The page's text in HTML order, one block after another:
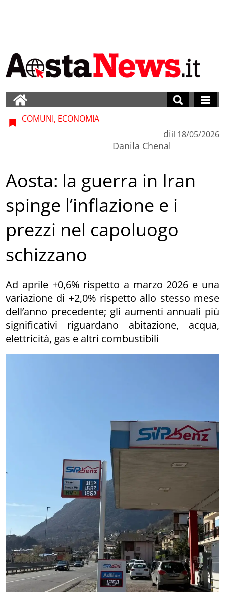
COMUNI, ECONOMIA
di
Danila Chenal
il 18/05/2026
Aosta: la guerra in Iran
spinge l’inflazione e i
prezzi nel capoluogo
schizzano
Ad aprile +0,6% rispetto a marzo 2026 e una
variazione di +2,0% rispetto allo stesso mese
dell’anno precedente; gli aumenti annuali più
significativi riguardano abitazione, acqua,
elettricità, gas e altri combustibili